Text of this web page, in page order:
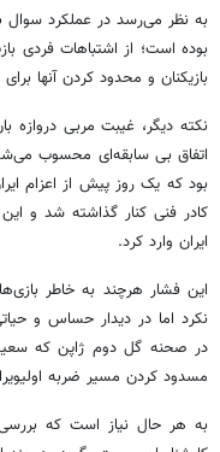
به نظر می‌رسد در عملکرد سوال
بوده است؛ از اشتباهات فردی
بازیکنان و محدود کردن آنها
نکته دیگر، غیبت مربی دروازه
اتفاق بی سابقه‌ای محسوب
بود که یک روز پیش از اعزام
کادر فنی کنار گذاشته شد و
ایران وارد کرد.
این فشار هرچند به خاطر
نکرد اما در دیدار حساس و
در صحنه گل دوم ژاپن که
مسدود کردن مسیر ضربه اولیویرا
به هر حال نیاز است که